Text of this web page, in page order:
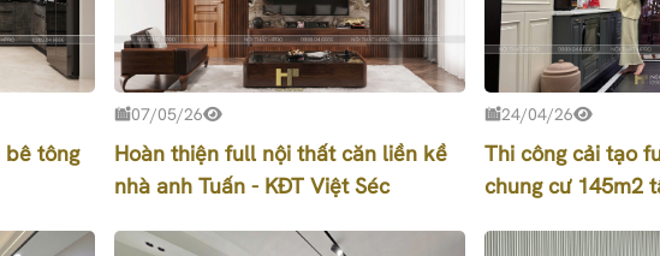
bê tông
07/05/26
Hoàn thiện full nội thất căn liền kề
nhà anh Tuấn - KĐT Việt Séc
24/04/26
Thi công cải tạo
chung cư 145m2